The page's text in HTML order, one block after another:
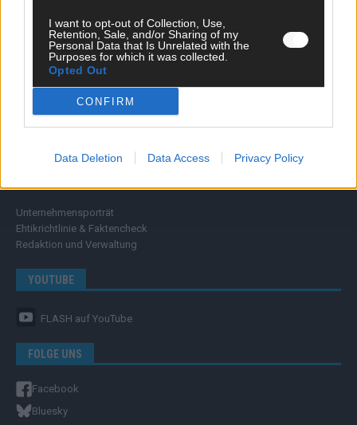
I want to opt-out of Collection, Use,
Retention, Sale, and/or Sharing of my
Personal Data that Is Unrelated with the
Purposes for which it was collected.
Opted Out
CONFIRM
Data Deletion Data Access Privacy Policy
FLASH – DAS VIDEOPORTAL
Unternehmensporträt
Ehtikrichtlinie & Faktencheck
Redaktion und Verwaltung
YOUTUBE
FLASH auf YouTube
FOLGE UNS
Facebook
Bluesky